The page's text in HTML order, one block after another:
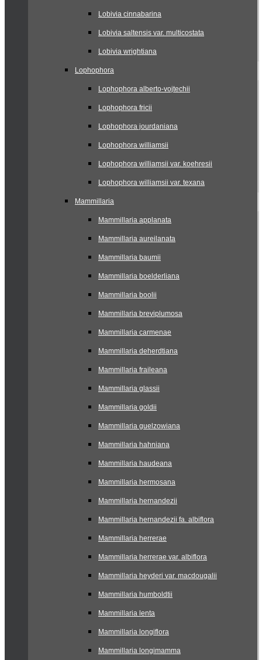
Lobivia cinnabarina
Lobivia saltensis var. multicostata
Lobivia wrightiana
Lophophora
Lophophora alberto-vojtechii
Lophophora fricii
Lophophora jourdaniana
Lophophora williamsii
Lophophora williamsii var. koehresii
Lophophora williamsii var. texana
Mammillaria
Mammillaria applanata
Mammillaria aureilanata
Mammillaria baumii
Mammillaria boelderliana
Mammillaria boolii
Mammillaria breviplumosa
Mammillaria carmenae
Mammillaria deherdtiana
Mammillaria fraileana
Mammillaria glassii
Mammillaria goldii
Mammillaria guelzowiana
Mammillaria hahniana
Mammillaria haudeana
Mammillaria hermosana
Mammillaria hernandezii
Mammillaria hernandezii fa. albiflora
Mammillaria herrerae
Mammillaria herrerae var. albiflora
Mammillaria heyderi var. macdougalii
Mammillaria humboldtii
Mammillaria lenta
Mammillaria longiflora
Mammillaria longimamma